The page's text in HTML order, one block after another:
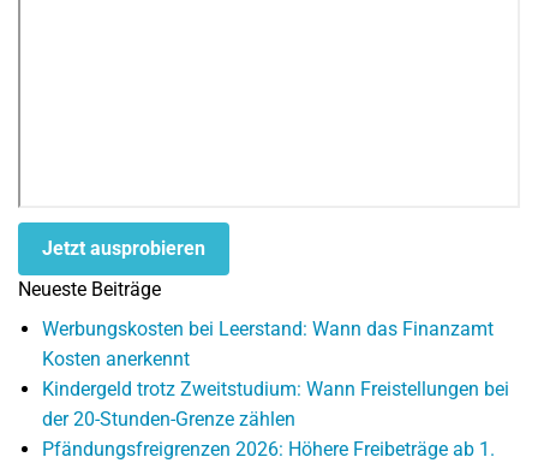
Jetzt ausprobieren
Neueste Beiträge
Werbungskosten bei Leerstand: Wann das Finanzamt
Kosten anerkennt
Kindergeld trotz Zweitstudium: Wann Freistellungen bei
der 20-Stunden-Grenze zählen
Pfändungsfreigrenzen 2026: Höhere Freibeträge ab 1.